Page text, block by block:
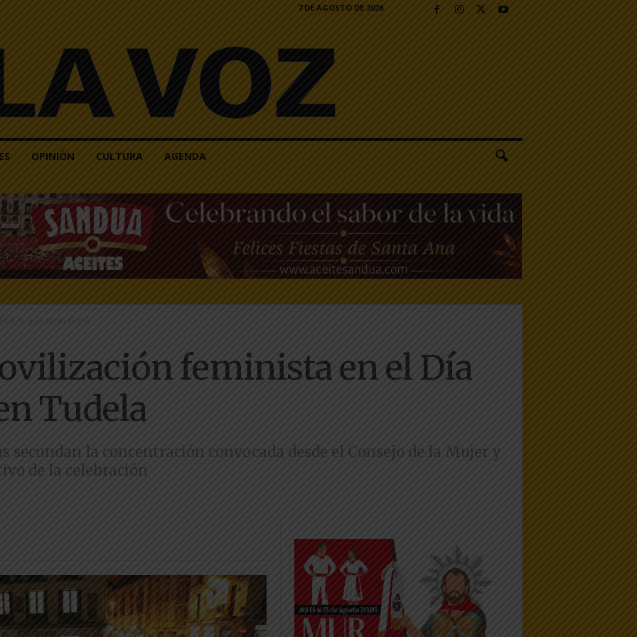
7 DE AGOSTO DE 2026
OPINIÓN CULTURA AGENDA
Día de la Mujer en Tudela
feminista en el Día
Tudela
secundan la concentración convocada desde el Consejo de la Mujer y
de la celebración